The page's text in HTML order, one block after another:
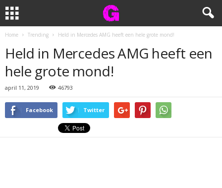
Home Trending Held in Mercedes AMG heeft een hele grote mond!
Held in Mercedes AMG heeft een
hele grote mond!
april 11, 2019 46793
Facebook Twitter